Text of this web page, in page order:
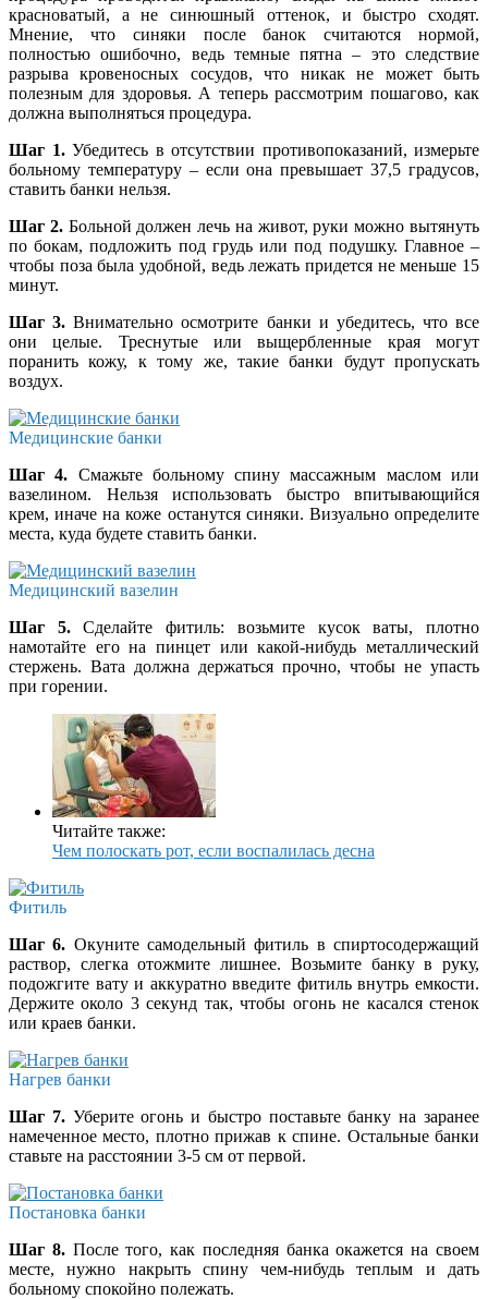
красноватый, а не синюшный оттенок, и быстро сходят.
Мнение, что синяки после банок считаются нормой,
полностью ошибочно, ведь темные пятна – это следствие
разрыва кровеносных сосудов, что никак не может быть
полезным для здоровья. А теперь рассмотрим пошагово, как
должна выполняться процедура.
Шаг 1.Убедитесь в отсутствии противопоказаний, измерьте
больному температуру – если она превышает 37,5 градусов,
ставить банки нельзя.
Шаг 2.Больной должен лечь на живот, руки можно вытянуть
по бокам, подложить под грудь или под подушку. Главное –
чтобы поза была удобной, ведь лежать придется не меньше 15
минут.
Шаг 3. Внимательно осмотрите банки и убедитесь, что все
они целые. Треснутые или выщербленные края могут
поранить кожу, к тому же, такие банки будут пропускать
воздух.
Медицинские банки
Шаг 4. Смажьте больному спину массажным маслом или
вазелином. Нельзя использовать быстро впитывающийся
крем, иначе на коже останутся синяки. Визуально определите
места, куда будете ставить банки.
Медицинский вазелин
Шаг 5.Сделайте фитиль: возьмите кусок ваты, плотно
намотайте его на пинцет или какой-нибудь металлический
стержень. Вата должна держаться прочно, чтобы не упасть
при горении.
Читайте также:
Чем полоскать рот, если воспалилась десна
Фитиль
Шаг 6. Окуните самодельный фитиль в спиртосодержащий
раствор, слегка отожмите лишнее. Возьмите банку в руку,
подожгите вату и аккуратно введите фитиль внутрь емкости.
Держите около 3 секунд так, чтобы огонь не касался стенок
или краев банки.
Нагрев банки
Шаг 7.Уберите огонь и быстро поставьте банку на заранее
намеченное место, плотно прижав к спине. Остальные банки
ставьте на расстоянии 3-5 см от первой.
Постановка банки
Шаг 8.После того, как последняя банка окажется на своем
месте, нужно накрыть спину чем-нибудь теплым и дать
больному спокойно полежать.